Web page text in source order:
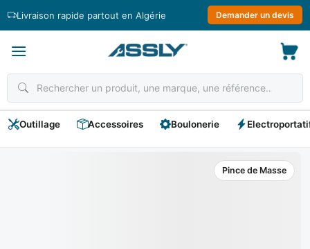
Livraison rapide partout en Algérie Demander un devis
Outillage Accessoires Boulonerie
Pince de Masse